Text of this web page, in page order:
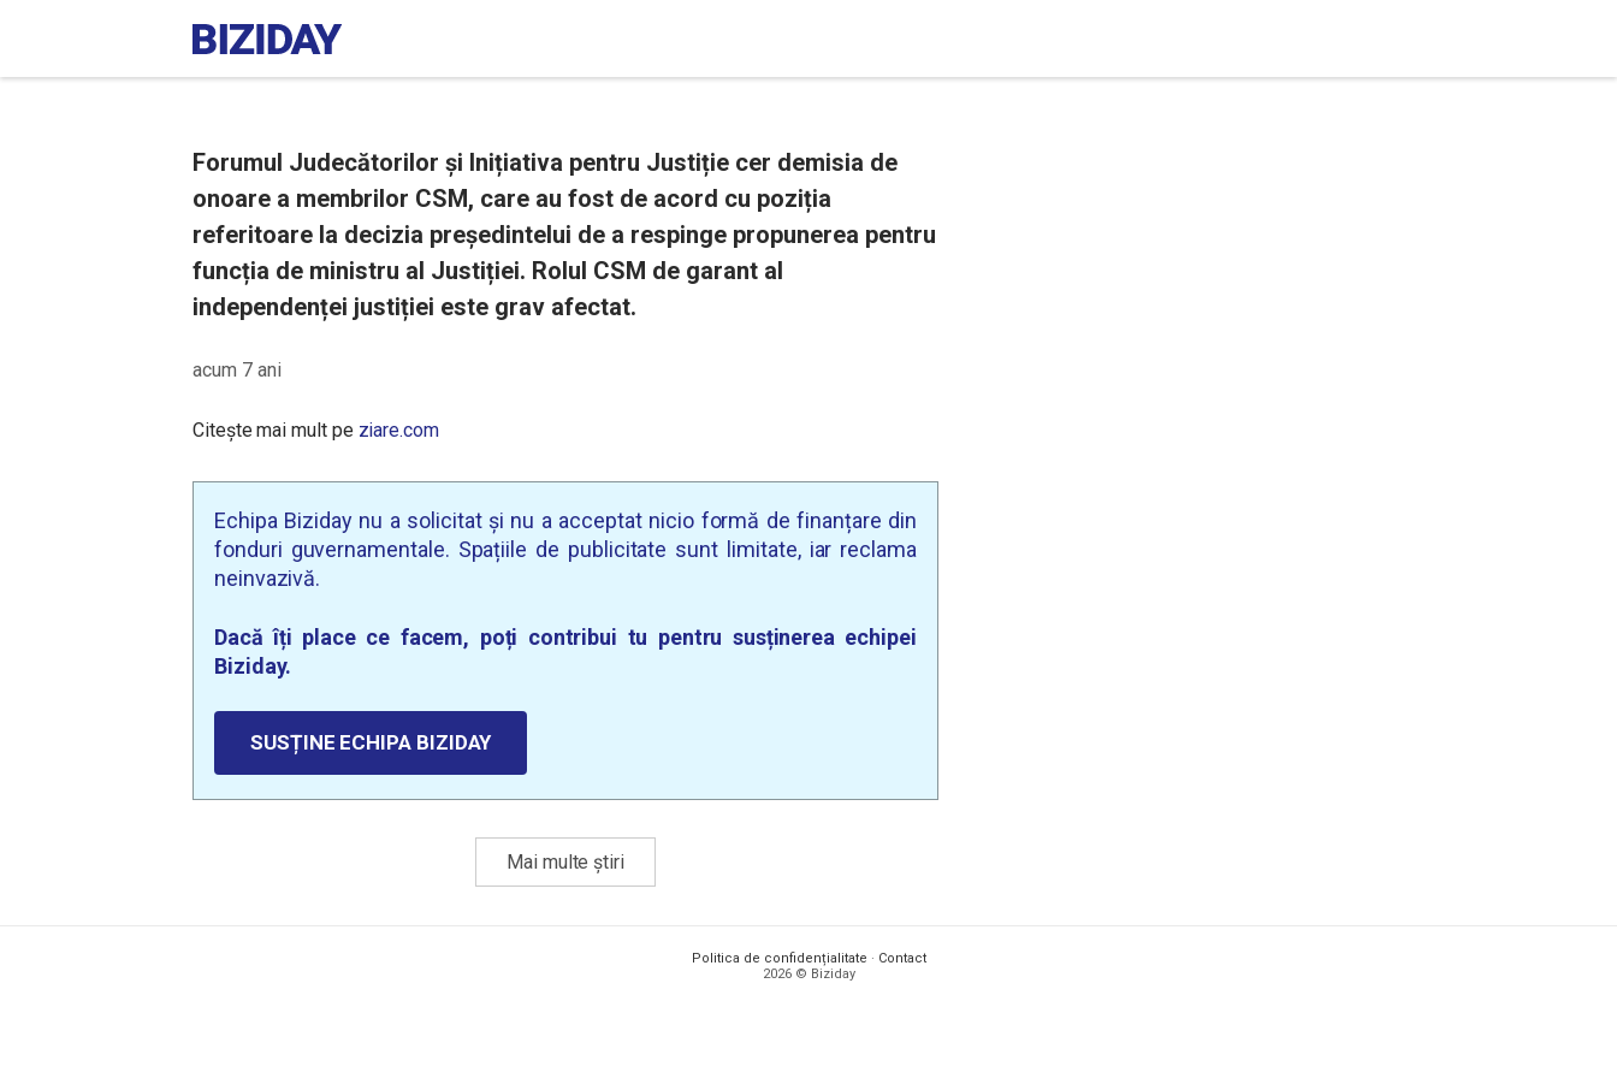
Forumul Judecătorilor și Inițiativa pentru Justiție cer demisia de
onoare a membrilor CSM, care au fost de acord cu poziția
referitoare la decizia președintelui de a respinge propunerea pentru
funcția de ministru al Justiției. Rolul CSM de garant al
independenței justiției este grav afectat.
acum 7 ani
Citește mai mult pe ziare.com
Echipa Biziday nu a solicitat și nu a acceptat nicio formă de finanțare din
fonduri guvernamentale. Spațiile de publicitate sunt limitate, iar reclama
neinvazivă.
Dacă îți place ce facem, poți contribui tu pentru susținerea echipei
Biziday.
SUSȚINE ECHIPA BIZIDAY
Mai multe știri
Politica de confidențialitate · Contact
2026 © Biziday